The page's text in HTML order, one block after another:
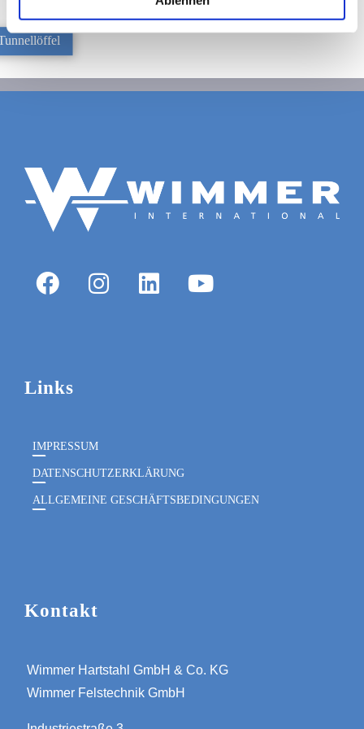
Links
IMPRESSUM
DATENSCHUTZERKLÄRUNG
ALLGEMEINE GESCHÄFTSBEDINGUNGEN
Kontakt
Wimmer Hartstahl GmbH & Co. KG
Wimmer Felstechnik GmbH